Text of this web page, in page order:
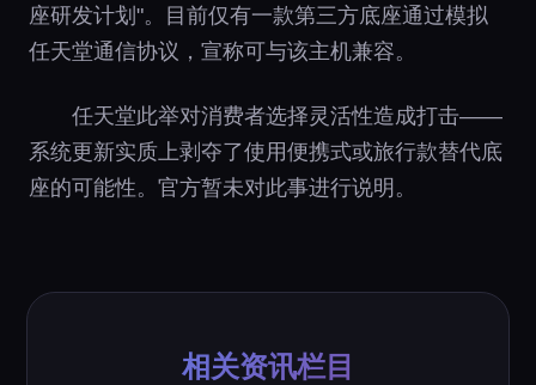
座研发计划"。目前仅有一款第三方底座通过模拟
任天堂通信协议，宣称可与该主机兼容。
任天堂此举对消费者选择灵活性造成打击——
系统更新实质上剥夺了使用便携式或旅行款替代底
座的可能性。官方暂未对此事进行说明。
相关资讯栏目